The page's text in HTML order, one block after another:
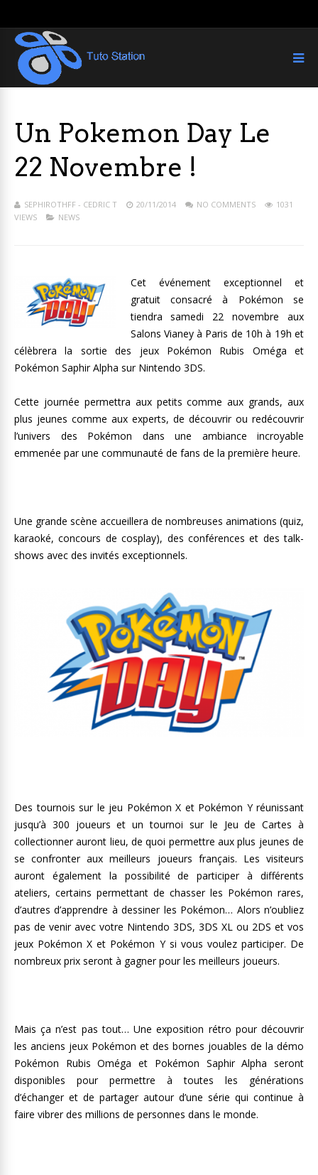
Un Pokemon Day Le
22 Novembre !
SEPHIROTHFF - CEDRIC T 20/11/2014 NO COMMENTS
1031
VIEWS
NEWS
Cet événement exceptionnel et
gratuit consacré à Pokémon se
tiendra samedi 22 novembre aux
Salons Vianey à Paris de 10h à 19h et
célèbrera la sortie des jeux Pokémon Rubis Oméga et
Pokémon Saphir Alpha sur Nintendo 3DS.
Cette journée permettra aux petits comme aux grands, aux
plus jeunes comme aux experts, de découvrir ou redécouvrir
l’univers des Pokémon dans une ambiance incroyable
emmenée par une communauté de fans de la première heure.
Une grande scène accueillera de nombreuses animations (quiz,
karaoké, concours de cosplay), des conférences et des talk-
shows avec des invités exceptionnels.
Des tournois sur le jeu Pokémon X et Pokémon Y réunissant
jusqu’à 300 joueurs et un tournoi sur le Jeu de Cartes à
collectionner auront lieu, de quoi permettre aux plus jeunes de
se confronter aux meilleurs joueurs français. Les visiteurs
auront également la possibilité de participer à différents
ateliers, certains permettant de chasser les Pokémon rares,
d’autres d’apprendre à dessiner les Pokémon… Alors n’oubliez
pas de venir avec votre Nintendo 3DS, 3DS XL ou 2DS et vos
jeux Pokémon X et Pokémon Y si vous voulez participer. De
nombreux prix seront à gagner pour les meilleurs joueurs.
Mais ça n’est pas tout… Une exposition rétro pour découvrir
les anciens jeux Pokémon et des bornes jouables de la démo
Pokémon Rubis Oméga et Pokémon Saphir Alpha seront
disponibles pour permettre à toutes les générations
d’échanger et de partager autour d’une série qui continue à
faire vibrer des millions de personnes dans le monde.